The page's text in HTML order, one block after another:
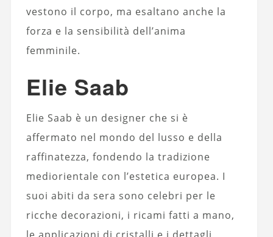
vestono il corpo, ma esaltano anche la
forza e la sensibilità dell’anima
femminile.
Elie Saab
Elie Saab è un designer che si è
affermato nel mondo del lusso e della
raffinatezza, fondendo la tradizione
mediorientale con l’estetica europea. I
suoi abiti da sera sono celebri per le
ricche decorazioni, i ricami fatti a mano,